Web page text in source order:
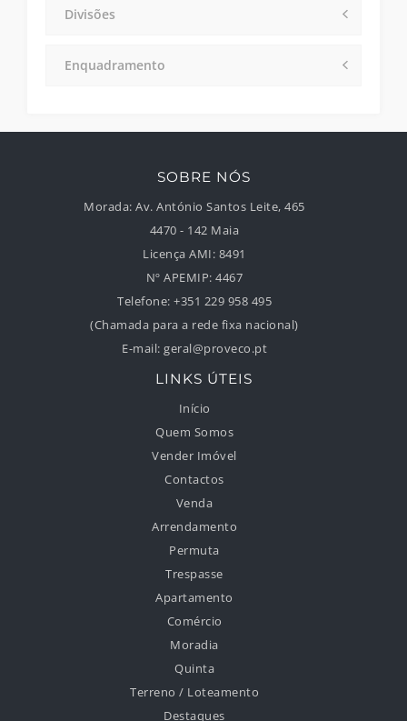
Divisões
Enquadramento
SOBRE NÓS
Morada: Av. António Santos Leite, 465
4470 - 142 Maia
Licença AMI: 8491
Nº APEMIP: 4467
Telefone: +351 229 958 495
(Chamada para a rede fixa nacional)
E-mail: geral@proveco.pt
LINKS ÚTEIS
Início
Quem Somos
Vender Imóvel
Contactos
Venda
Arrendamento
Permuta
Trespasse
Apartamento
Comércio
Moradia
Quinta
Terreno / Loteamento
Destaques